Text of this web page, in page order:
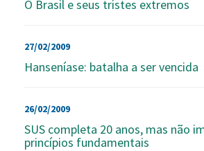
O Brasil e seus tristes extremos
27/02/2009
Hanseníase: batalha a ser vencida
26/02/2009
SUS completa 20 anos, mas não
princípios fundamentais